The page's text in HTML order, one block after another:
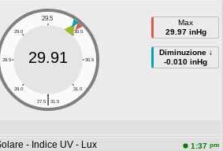
29.5
29.0 30.0
28.5 30.5
28.0 31.0
|
27.5 31.5
29.91
Max
29.97 inHg
Diminuzione ↓
-0.010 inHg
- Indice UV - Lux 1:37 pm